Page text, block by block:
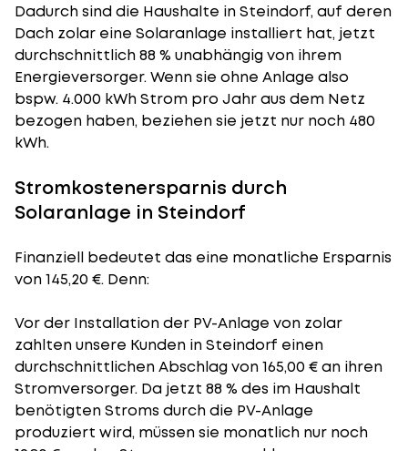
Dadurch sind die Haushalte in Steindorf, auf deren
Dach zolar eine Solaranlage installiert hat, jetzt
durchschnittlich 88 % unabhängig von ihrem
Energieversorger. Wenn sie ohne Anlage also
bspw. 4.000 kWh Strom pro Jahr aus dem Netz
bezogen haben, beziehen sie jetzt nur noch 480
kWh.
Stromkostenersparnis durch
Solaranlage in Steindorf
Finanziell bedeutet das eine monatliche Ersparnis
von 145,20 €. Denn:
Vor der Installation der PV-Anlage von zolar
zahlten unsere Kunden in Steindorf einen
durchschnittlichen Abschlag von 165,00 € an ihren
Stromversorger. Da jetzt 88 % des im Haushalt
benötigten Stroms durch die PV-Anlage
produziert wird, müssen sie monatlich nur noch